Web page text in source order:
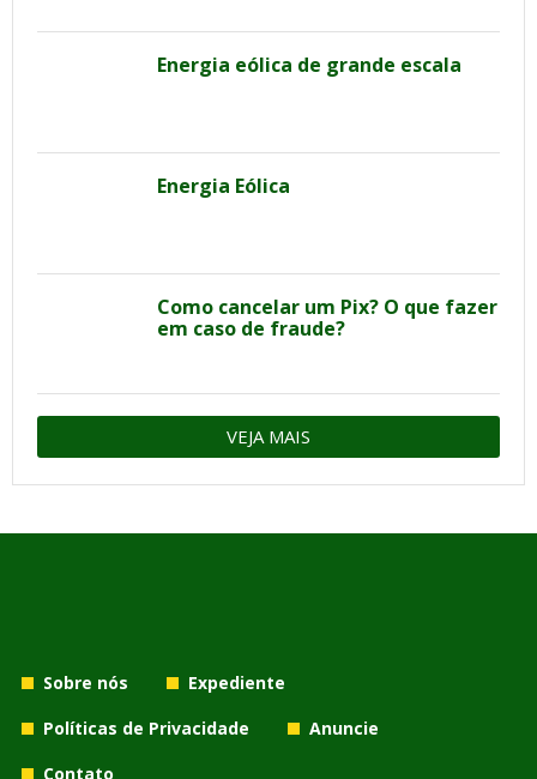
Energia eólica de grande escala
Energia Eólica
Como cancelar um Pix? O que fazer
em caso de fraude?
VEJA MAIS
Sobre nós
Expediente
Políticas de Privacidade
Anuncie
Contato